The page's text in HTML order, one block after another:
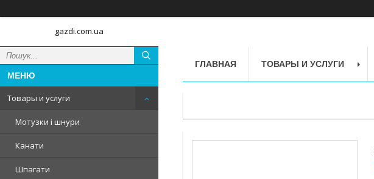
gazdi.com.ua
Товары и услуги
Мотузки і шнури
Канати
Шпагати
ГЛАВНАЯ ТОВАРЫ И УСЛУГИ